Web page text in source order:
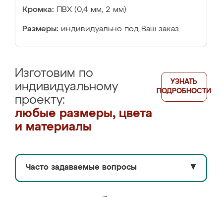
Кромка: ПВХ (0,4 мм, 2 мм)
Размеры: индивидуально под Ваш заказ
Изготовим по
индивидуальному
проекту:
любые размеры, цвета
и материалы
УЗНАТЬ
ПОДРОБНОСТИ
Часто задаваемые вопросы ▼